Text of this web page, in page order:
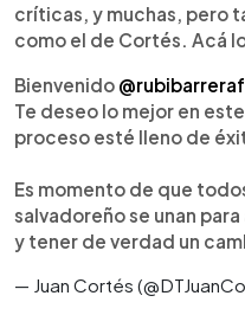
críticas, y muchas, pero
como el de Cortés. Acá
Bienvenido
Te deseo lo mejor en
proceso esté lleno de
Es momento de que
salvadoreño se unan
y tener de verdad un
— Juan Cortés